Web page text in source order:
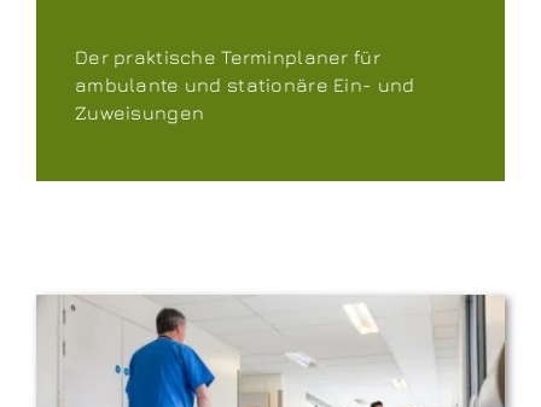
Der praktische Terminplaner für
ambulante und stationäre Ein- und
Zuweisungen